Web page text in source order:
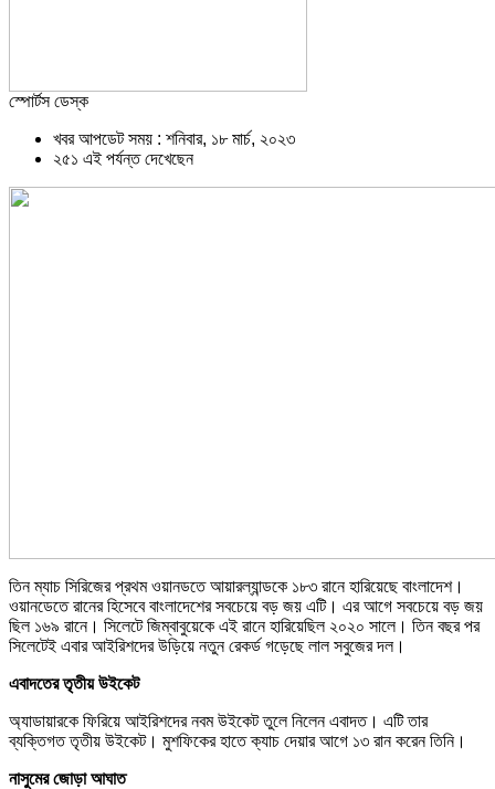
স্পোর্টস ডেস্ক
খবর আপডেট সময় : শনিবার, ১৮ মার্চ, ২০২৩
২৫১ এই পর্যন্ত দেখেছেন
তিন ম্যাচ সিরিজের প্রথম ওয়ানডতে আয়ারল্যান্ডকে ১৮৩ রানে হারিয়েছে বাংলাদেশ।
ওয়ানডেতে রানের হিসেবে বাংলাদেশের সবচেয়ে বড় জয় এটি। এর আগে সবচেয়ে বড় জয়
ছিল ১৬৯ রানে। সিলেটে জিম্বাবুয়েকে এই রানে হারিয়েছিল ২০২০ সালে। তিন বছর পর
সিলেটেই এবার আইরিশদের উড়িয়ে নতুন রেকর্ড গড়েছে লাল সবুজের দল।
এবাদতের তৃতীয় উইকেট
অ্যাডায়ারকে ফিরিয়ে আইরিশদের নবম উইকেট তুলে নিলেন এবাদত। এটি তার
ব্যক্তিগত তৃতীয় উইকেট। মুশফিকের হাতে ক্যাচ দেয়ার আগে ১৩ রান করেন তিনি।
নাসুমের জোড়া আঘাত